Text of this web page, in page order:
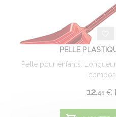
PELLE
Pelle pour enfants.
12.41 €